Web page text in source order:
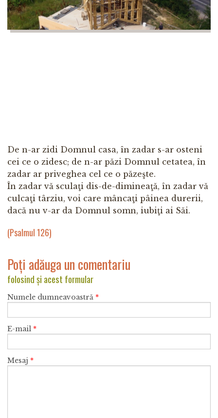
De n-ar zidi Domnul casa, în zadar s-ar osteni
cei ce o zidesc; de n-ar păzi Domnul cetatea, în
zadar ar priveghea cel ce o păzeşte.
În zadar vă sculaţi dis-de-dimineaţă, în zadar vă
culcaţi târziu, voi care mâncaţi pâinea durerii,
dacă nu v-ar da Domnul somn, iubiţi ai Săi.
(Psalmul 126)
Poți adăuga un comentariu
folosind și acest formular
Numele dumneavoastră *
E-mail *
Mesaj *